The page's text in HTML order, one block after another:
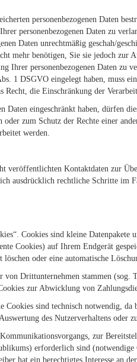
personenbezogenen Daten
personenbezogenen Daten zu
Daten unrechtmäßig geschah/
mehr benötigen, Sie sie jedoch zur
Ihrer personenbezogenen Daten zu
1 DSGVO eingelegt haben, muss
Recht, die Einschränkung der
Daten eingeschränkt haben, dürfen
zum Schutz der Rechte einer
werden.
veröffentlichten Kontaktdaten zur
ausdrücklich rechtliche Schritte
Cookies sind kleine
Cookies) auf Ihrem Endgerät
oder eine automatische
von Drittunternehmen stammen
zur Abwicklung von
Cookies sind technisch notwendig,
des Nutzerverhaltens oder
zur
erforderlich sind
hat ein berechtigtes Interesse